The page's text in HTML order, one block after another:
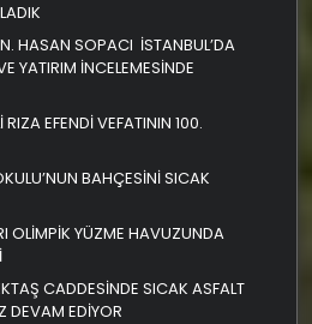
HASAN SOPACI İSTANBUL’DA
YATIRIM İNCELEMESİNDE
EFENDİ VEFATININ 100.
BAHÇESİNİ SICAK
OLİMPİK YÜZME HAVUZUNDA
CADDESİNDE SICAK ASFALT
DEVAM EDİYOR